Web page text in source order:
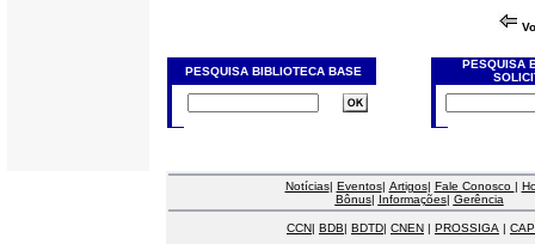
PESQUISA BIBLIOTECA BASE
PESQUISA
Notícias| Eventos| Artigos| Fale Conosco |
Bônus| Informações| Gerência
CCN| BDB| BDTD| CNEN | PROSSIGA |